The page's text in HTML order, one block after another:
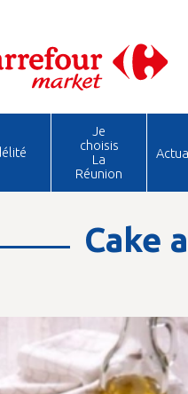
Je
choisis
La
Réunion
Cake